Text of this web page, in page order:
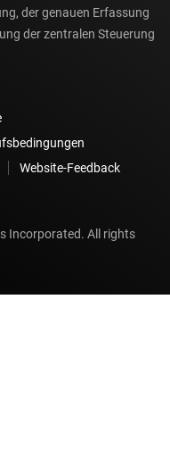
der genauen Erfassung
der zentralen Steuerung
Website-Feedback
Incorporated. All rights